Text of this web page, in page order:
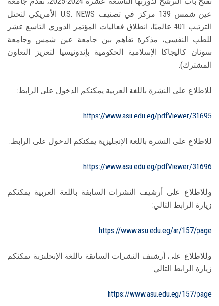
عين شمس 139 مركز في تصنيف U.S. NEWS الأمريكي لتحتل
الترتيب 401 عالميًا، انطلاق فعاليات المؤتمر الدوري التاسع عشر
للطب النفسي، مذكرة تفاهم بين جامعة عين شمس وجامعة
سونان كاليجاكا الإسلامية الحكومية بإندونيسيا لتعزيز التعاون
المشترك).
للاطلاع على النشرة باللغة العربية يمكنكم الدخول على الرابط:
https://www.asu.edu.eg/pdfViewer/31695
للاطلاع على النشرة باللغة الإنجليزية يمكنكم الدخول على الرابط:
https://www.asu.edu.eg/pdfViewer/31696
وللاطلاع على أرشيف النشرات السابقة باللغة العربية يمكنكم
زيارة الرابط التالي:
https://www.asu.edu.eg/ar/157/page
وللاطلاع على أرشيف النشرات السابقة باللغة الإنجليزية يمكنكم
زيارة الرابط التالي:
https://www.asu.edu.eg/157/page